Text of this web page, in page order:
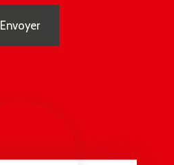
Envoyer